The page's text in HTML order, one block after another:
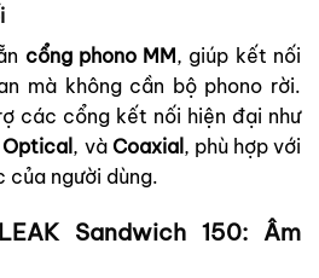
cổng phono MM, giúp kết nối
mà không cần bộ phono rời.
các cổng kết nối hiện đại như
Optical , và Coaxial , phù hợp với
của người dùng​.
Sandwich 150: Âm